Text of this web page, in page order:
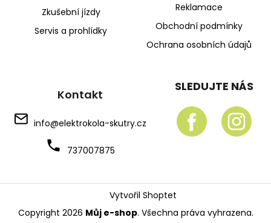
Zkušební jízdy
Servis a prohlídky
Reklamace
Obchodní podmínky
Ochrana osobních údajů
Kontakt
info@elektrokola-skutry.cz
737007875
SLEDUJTE NÁS
Vytvořil Shoptet
Copyright 2026 Můj e-shop. Všechna práva vyhrazena.